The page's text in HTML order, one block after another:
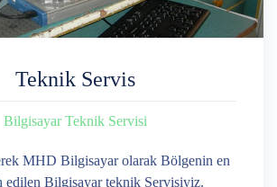
Teknik Servis
Bilgisayar Teknik Servisi
MHD Bilgisayar olarak Bölgenin en
edilen Bilgisayar teknik Servisiyiz.